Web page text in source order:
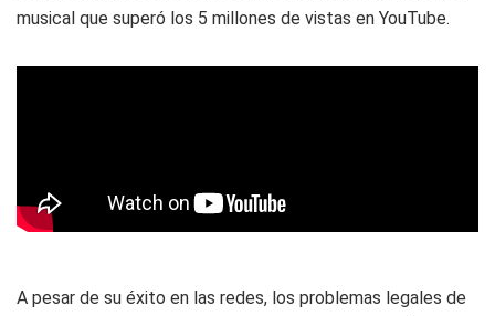
musical que superó los 5 millones de vistas en YouTube.
A pesar de su éxito en las redes, los problemas legales de